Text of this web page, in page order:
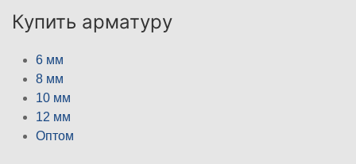
Купить арматуру
6 мм
8 мм
10 мм
12 мм
Оптом